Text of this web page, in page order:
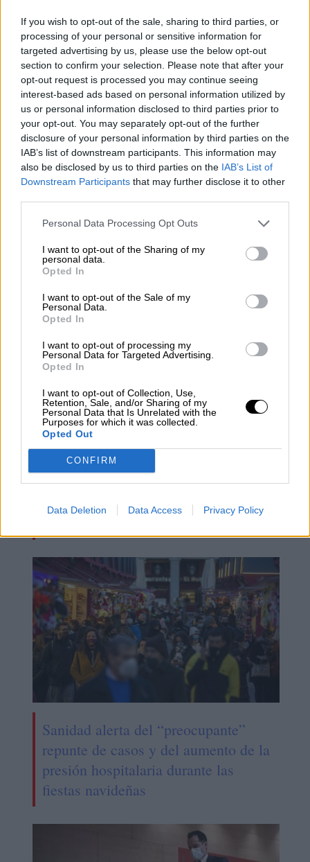
If you wish to opt-out of the sale, sharing to third parties, or
processing of your personal or sensitive information for
targeted advertising by us, please use the below opt-out
section to confirm your selection. Please note that after your
opt-out request is processed you may continue seeing
interest-based ads based on personal information utilized by
us or personal information disclosed to third parties prior to
your opt-out. You may separately opt-out of the further
disclosure of your personal information by third parties on the
IAB’s list of downstream participants. This information may
also be disclosed by us to third parties on the IAB’s List of
Downstream Participants that may further disclose it to other
Personal Data Processing Opt Outs
I want to opt-out of the Sharing of my
personal data.
Opted In
I want to opt-out of the Sale of my
Personal Data.
Opted In
I want to opt-out of processing my
Personal Data for Targeted Advertising.
Opted In
I want to opt-out of Collection, Use,
Retention, Sale, and/or Sharing of my
Personal Data that Is Unrelated with the
Purposes for which it was collected.
Opted Out
CONFIRM
Data Deletion Data Access Privacy Policy
que les vacunen los primeros.¡Así es la
naturaleza humana!El caso es quecreo que
es el principio del fin de la pandemia, pero no
debemos relajarnos, la covid19 sigue matando.
Este año 2021 toca celebrar la vida más que
la Navidad . Nadie nos impide ser felices
durante estos días, aunque sea de otra forma.
Ya queda menos, celebra la vida, que ya
celebraremos las navidades en los próximos
años….
NOTICIAS RELACIONADAS
La pandemia empeora mucho en
España: sobrepasa los dos millones
de contagios y la incidencia crece
hasta los 321 casos por cien mil
Sanidad alerta del “preocupante”
repunte de casos y del aumento de la
presión hospitalaria durante las
fiestas navideñas